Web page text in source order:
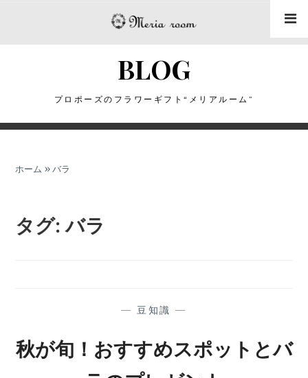
ス
BLOG
プロポーズのフラワーギフト“メリアルーム”
ホーム »バラ
タグ:バラ
—豆知識 —
秋が旬！おすすめスポットとバ